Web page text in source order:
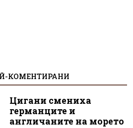
КОМЕНТИРАНИ
Цигани смениха
германците и
англичаните на морето